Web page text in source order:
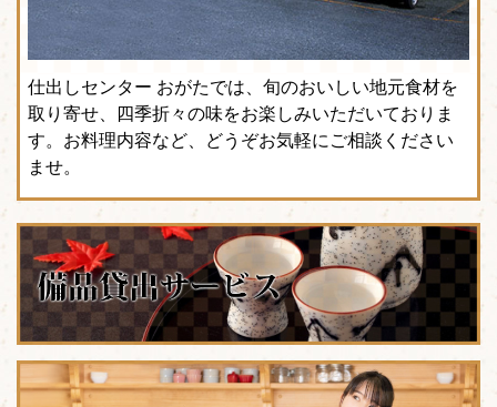
仕出しセンター おがたでは、旬のおいしい地元食材を
取り寄せ、四季折々の味をお楽しみいただいておりま
す。お料理内容など、どうぞお気軽にご相談ください
ませ。